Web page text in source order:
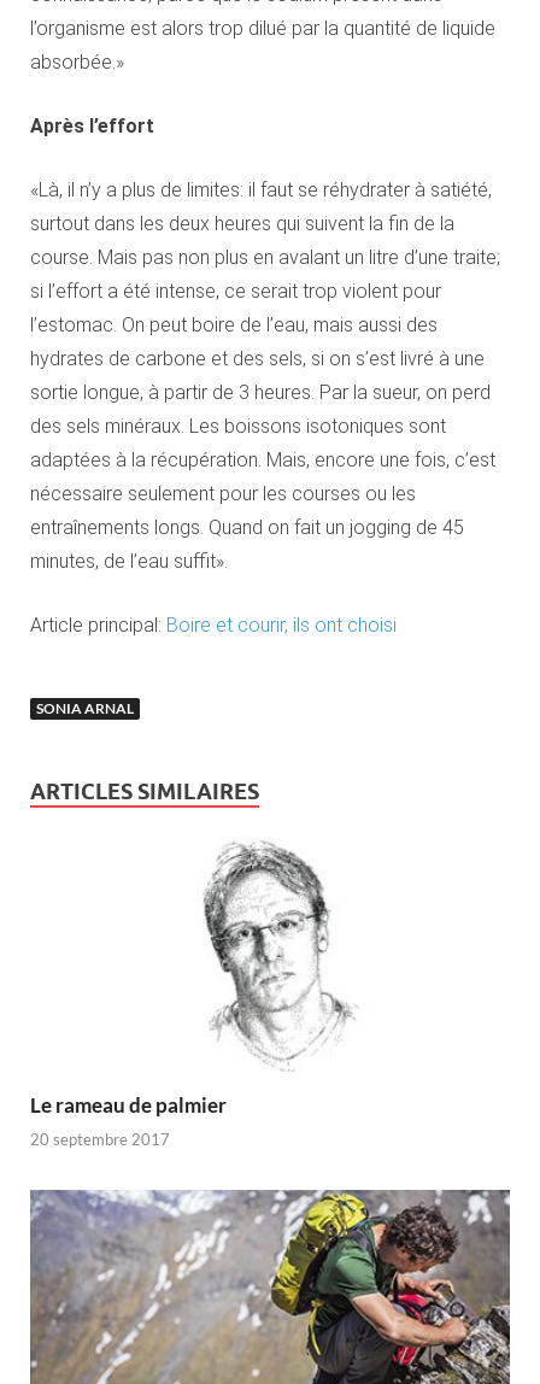
l’organisme est alors trop dilué par la quantité de liquide
absorbée.»
Après l’effort
«Là, il n’y a plus de limites: il faut se réhydrater à satiété,
surtout dans les deux heures qui suivent la fin de la
course. Mais pas non plus en avalant un litre d’une traite;
si l’effort a été intense, ce serait trop violent pour
l’estomac. On peut boire de l’eau, mais aussi des
hydrates de carbone et des sels, si on s’est livré à une
sortie longue, à partir de 3 heures. Par la sueur, on perd
des sels minéraux. Les boissons isotoniques sont
adaptées à la récupération. Mais, encore une fois, c’est
nécessaire seulement pour les courses ou les
entraînements longs. Quand on fait un jogging de 45
minutes, de l’eau suffit».
Article principal: Boire et courir, ils ont choisi
SONIA ARNAL
ARTICLES SIMILAIRES
Le rameau de palmier
20 septembre 2017